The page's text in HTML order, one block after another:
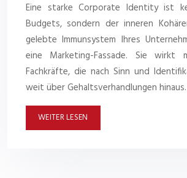
Eine starke Corporate Identity ist
Budgets, sondern der inneren
gelebte Immunsystem Ihres
eine Marketing-Fassade. Sie wirkt
Fachkräfte, die nach Sinn und
weit über Gehaltsverhandlungen
WEITER LESEN